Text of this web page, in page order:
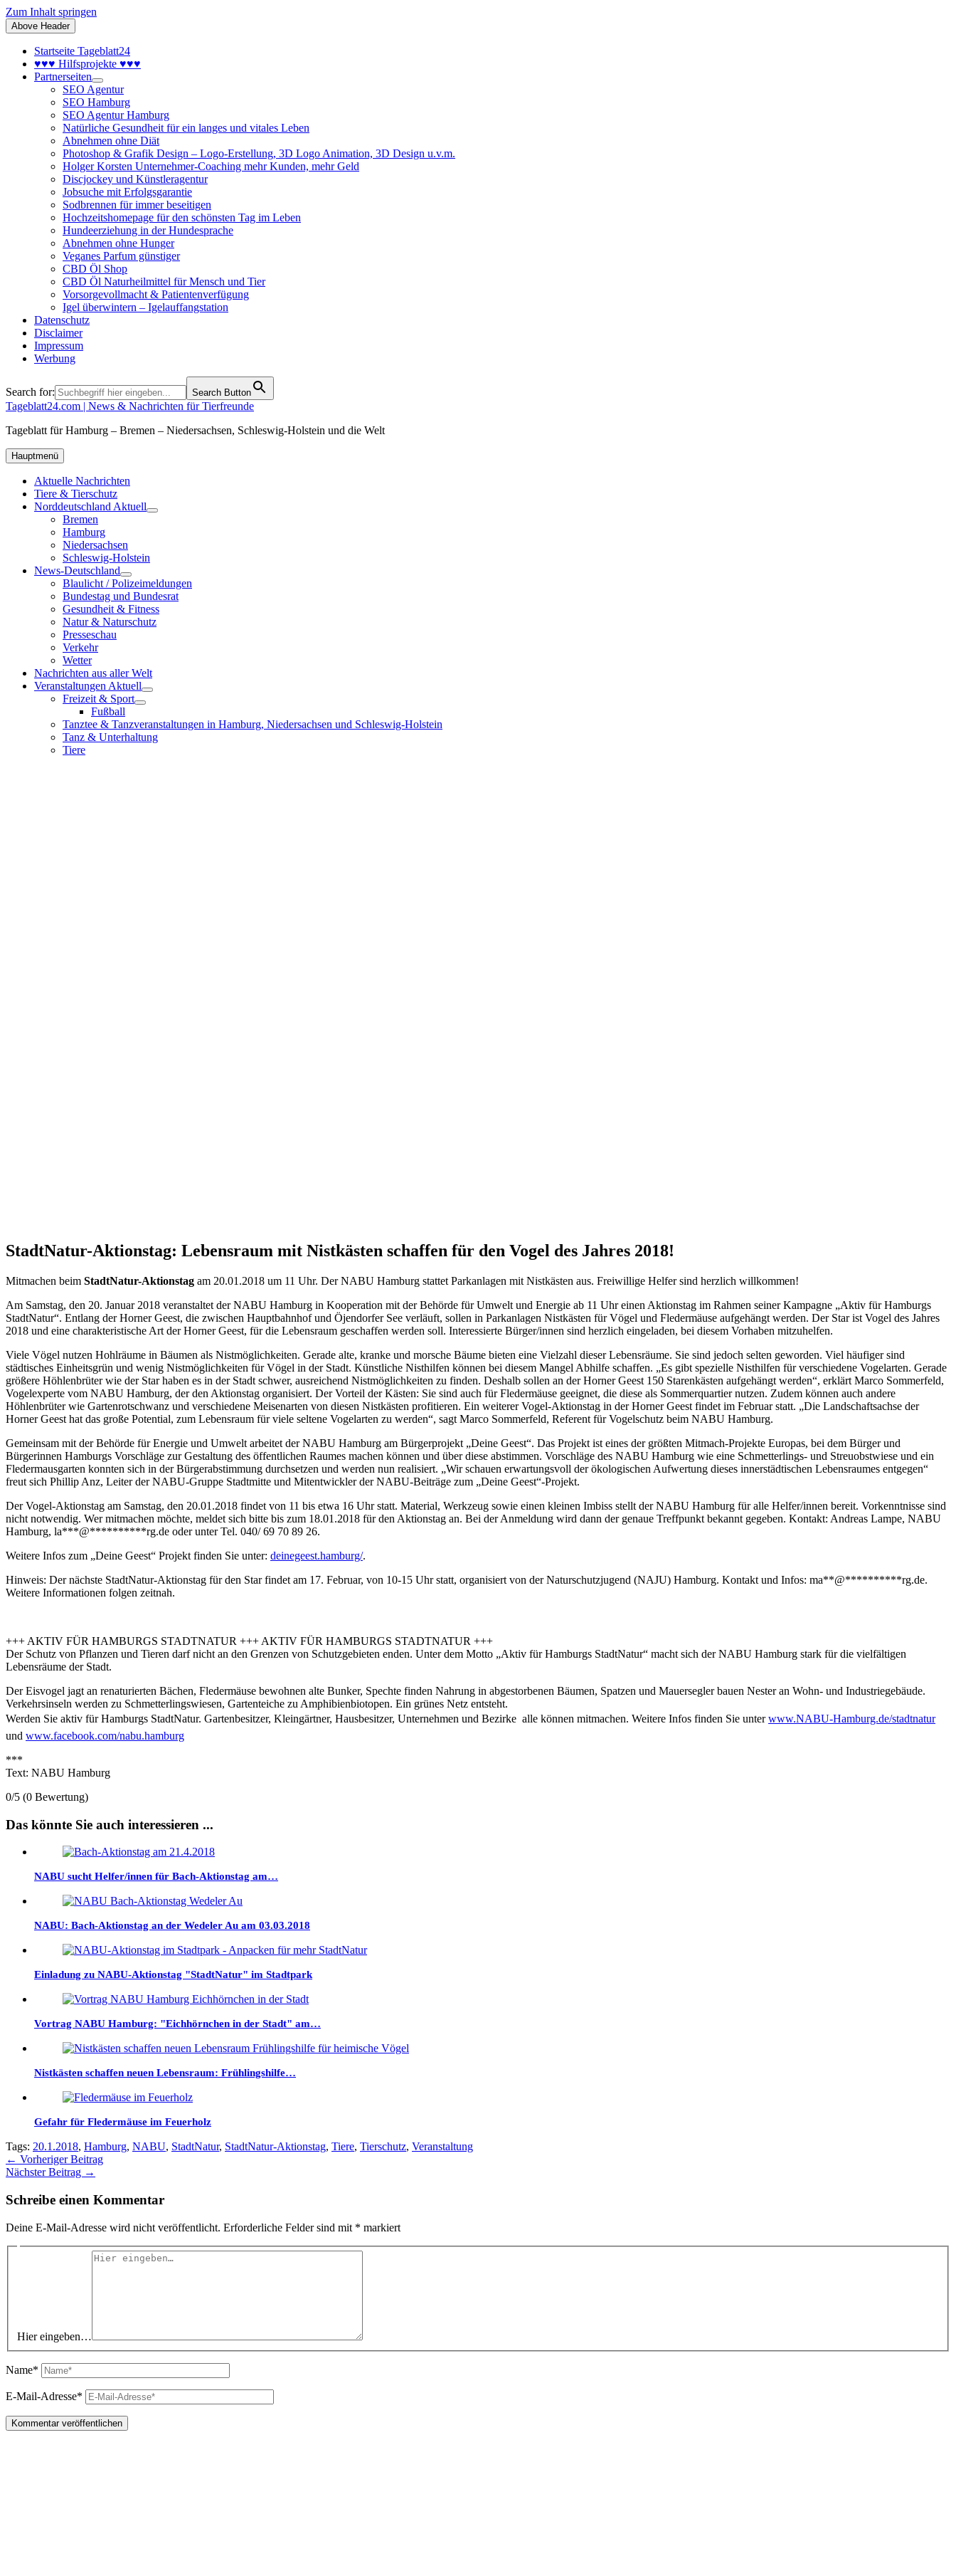
Zum Inhalt springen
Above Header
Startseite Tageblatt24
♥♥♥ Hilfsprojekte ♥♥♥
Partnerseiten
SEO Agentur
SEO Hamburg
SEO Agentur Hamburg
Natürliche Gesundheit für ein langes und vitales Leben
Abnehmen ohne Diät
Photoshop & Grafik Design – Logo-Erstellung, 3D Logo Animation, 3D Design u.v.m.
Holger Korsten Unternehmer-Coaching mehr Kunden, mehr Geld
Discjockey und Künstleragentur
Jobsuche mit Erfolgsgarantie
Sodbrennen für immer beseitigen
Hochzeitshomepage für den schönsten Tag im Leben
Hundeerziehung in der Hundesprache
Abnehmen ohne Hunger
Veganes Parfum günstiger
CBD Öl Shop
CBD Öl Naturheilmittel für Mensch und Tier
Vorsorgevollmacht & Patientenverfügung
Igel überwintern – Igelauffangstation
Datenschutz
Disclaimer
Impressum
Werbung
Search for: Search Button
Tageblatt24.com | News & Nachrichten für Tierfreunde
Tageblatt für Hamburg – Bremen – Niedersachsen, Schleswig-Holstein und die Welt
Hauptmenü
Aktuelle Nachrichten
Tiere & Tierschutz
Norddeutschland Aktuell
Bremen
Hamburg
Niedersachsen
Schleswig-Holstein
News-Deutschland
Blaulicht / Polizeimeldungen
Bundestag und Bundesrat
Gesundheit & Fitness
Natur & Naturschutz
Presseschau
Verkehr
Wetter
Nachrichten aus aller Welt
Veranstaltungen Aktuell
Freizeit & Sport
Fußball
Tanztee & Tanzveranstaltungen in Hamburg, Niedersachsen und Schleswig-Holstein
Tanz & Unterhaltung
Tiere
StadtNatur-Aktionstag: Lebensraum mit Nistkästen schaffen für den Vogel des Jahres 2018!
Mitmachen beim StadtNatur-Aktionstag am 20.01.2018 um 11 Uhr. Der NABU Hamburg stattet Parkanlagen mit Nistkästen aus. Freiwillige Helfer sind herzlich willkommen!
Am Samstag, den 20. Januar 2018 veranstaltet der NABU Hamburg in Kooperation mit der Behörde für Umwelt und Energie ab 11 Uhr einen Aktionstag im Rahmen seiner Kampagne „Aktiv für Hamburgs
StadtNatur“. Entlang der Horner Geest, die zwischen Hauptbahnhof und Öjendorfer See verläuft, sollen in Parkanlagen Nistkästen für Vögel und Fledermäuse aufgehängt werden. Der Star ist Vogel des Jahres
2018 und eine charakteristische Art der Horner Geest, für die Lebensraum geschaffen werden soll. Interessierte Bürger/innen sind herzlich eingeladen, bei diesem Vorhaben mitzuhelfen.
Viele Vögel nutzen Hohlräume in Bäumen als Nistmöglichkeiten. Gerade alte, kranke und morsche Bäume bieten eine Vielzahl dieser Lebensräume. Sie sind jedoch selten geworden. Viel häufiger sind
städtisches Einheitsgrün und wenig Nistmöglichkeiten für Vögel in der Stadt. Künstliche Nisthilfen können bei diesem Mangel Abhilfe schaffen. „Es gibt spezielle Nisthilfen für verschiedene Vogelarten. Gerade
größere Höhlenbrüter wie der Star haben es in der Stadt schwer, ausreichend Nistmöglichkeiten zu finden. Deshalb sollen an der Horner Geest 150 Starenkästen aufgehängt werden“, erklärt Marco Sommerfeld,
Vogelexperte vom NABU Hamburg, der den Aktionstag organisiert. Der Vorteil der Kästen: Sie sind auch für Fledermäuse geeignet, die diese als Sommerquartier nutzen. Zudem können auch andere
Höhlenbrüter wie Gartenrotschwanz und verschiedene Meisenarten von diesen Nistkästen profitieren. Ein weiterer Vogel-Aktionstag in der Horner Geest findet im Februar statt. „Die Landschaftsachse der
Horner Geest hat das große Potential, zum Lebensraum für viele seltene Vogelarten zu werden“, sagt Marco Sommerfeld, Referent für Vogelschutz beim NABU Hamburg.
Gemeinsam mit der Behörde für Energie und Umwelt arbeitet der NABU Hamburg am Bürgerprojekt „Deine Geest“. Das Projekt ist eines der größten Mitmach-Projekte Europas, bei dem Bürger und
Bürgerinnen Hamburgs Vorschläge zur Gestaltung des öffentlichen Raumes machen können und über diese abstimmen. Vorschläge des NABU Hamburg wie eine Schmetterlings- und Streuobstwiese und ein
Fledermausgarten konnten sich in der Bürgerabstimmung durchsetzen und werden nun realisiert. „Wir schauen erwartungsvoll der ökologischen Aufwertung dieses innerstädtischen Lebensraumes entgegen“
freut sich Phillip Anz, Leiter der NABU-Gruppe Stadtmitte und Mitentwickler der NABU-Beiträge zum „Deine Geest“-Projekt.
Der Vogel-Aktionstag am Samstag, den 20.01.2018 findet von 11 bis etwa 16 Uhr statt. Material, Werkzeug sowie einen kleinen Imbiss stellt der NABU Hamburg für alle Helfer/innen bereit. Vorkenntnisse sind
nicht notwendig. Wer mitmachen möchte, meldet sich bitte bis zum 18.01.2018 für den Aktionstag an. Bei der Anmeldung wird dann der genaue Treffpunkt bekannt gegeben. Kontakt: Andreas Lampe, NABU
Hamburg, la***@**********rg.de oder unter Tel. 040/ 69 70 89 26.
Weitere Infos zum „Deine Geest“ Projekt finden Sie unter: deinegeest.hamburg/.
Hinweis: Der nächste StadtNatur-Aktionstag für den Star findet am 17. Februar, von 10-15 Uhr statt, organisiert von der Naturschutzjugend (NAJU) Hamburg. Kontakt und Infos: ma**@**********rg.de.
Weitere Informationen folgen zeitnah.
+++ AKTIV FÜR HAMBURGS STADTNATUR +++ AKTIV FÜR HAMBURGS STADTNATUR +++
Der Schutz von Pflanzen und Tieren darf nicht an den Grenzen von Schutzgebieten enden. Unter dem Motto „Aktiv für Hamburgs StadtNatur“ macht sich der NABU Hamburg stark für die vielfältigen
Lebensräume der Stadt.
Der Eisvogel jagt an renaturierten Bächen, Fledermäuse bewohnen alte Bunker, Spechte finden Nahrung in abgestorbenen Bäumen, Spatzen und Mauersegler bauen Nester an Wohn- und Industriegebäude.
Verkehrsinseln werden zu Schmetterlingswiesen, Gartenteiche zu Amphibienbiotopen. Ein grünes Netz entsteht.
Werden Sie aktiv für Hamburgs StadtNatur. Gartenbesitzer, Kleingärtner, Hausbesitzer, Unternehmen und Bezirke  alle können mitmachen. Weitere Infos finden Sie unterwww.NABU-Hamburg.de/stadtnatur
und www.facebook.com/nabu.hamburg
***
Text: NABU Hamburg
0/5 (0 Bewertung)
Das könnte Sie auch interessieren ...
NABU sucht Helfer/innen für Bach-Aktionstag am…
NABU: Bach-Aktionstag an der Wedeler Au am 03.03.2018
Einladung zu NABU-Aktionstag "StadtNatur" im Stadtpark
Vortrag NABU Hamburg: "Eichhörnchen in der Stadt" am…
Nistkästen schaffen neuen Lebensraum: Frühlingshilfe…
Gefahr für Fledermäuse im Feuerholz
Tags: 20.1.2018, Hamburg, NABU, StadtNatur, StadtNatur-Aktionstag, Tiere, Tierschutz, Veranstaltung
← Vorheriger Beitrag
Nächster Beitrag →
Schreibe einen Kommentar
Deine E-Mail-Adresse wird nicht veröffentlicht. Erforderliche Felder sind mit * markiert
Hier eingeben…
Name*
E-Mail-Adresse*